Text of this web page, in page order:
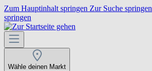
Zum Hauptinhalt springen Zur Suche springen
springen
Wähle deinen Markt